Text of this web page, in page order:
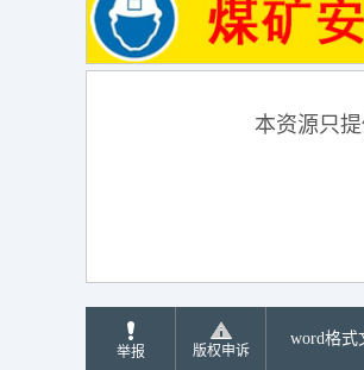
本资源只
举报 版权申诉
word格式